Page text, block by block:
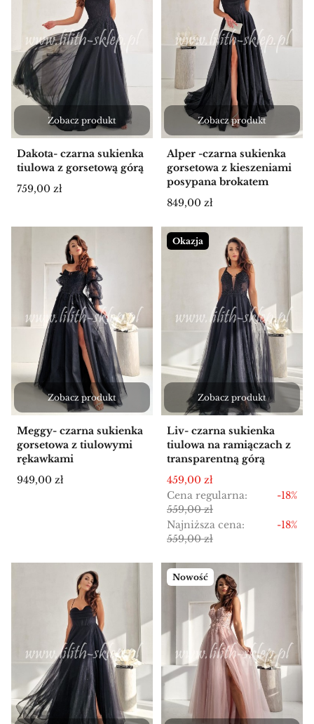
Zobacz produkt
Dakota- czarna sukienka
tiulowa z gorsetową górą
Cena
759,00 zł
Zobacz produkt
Alper -czarna sukienka
gorsetowa z kieszeniami
posypana brokatem
Cena
849,00 zł
Zobacz produkt
Meggy- czarna sukienka
gorsetowa z tiulowymi
rękawkami
Cena
949,00 zł
Okazja
Zobacz produkt
Liv- czarna sukienka
tiulowa na ramiączach z
transparentną górą
Cena promocyjna
459,00 zł
Cena regularna:
559,00 zł
-18%
Najniższa cena:
559,00 zł
-18%
Nowość